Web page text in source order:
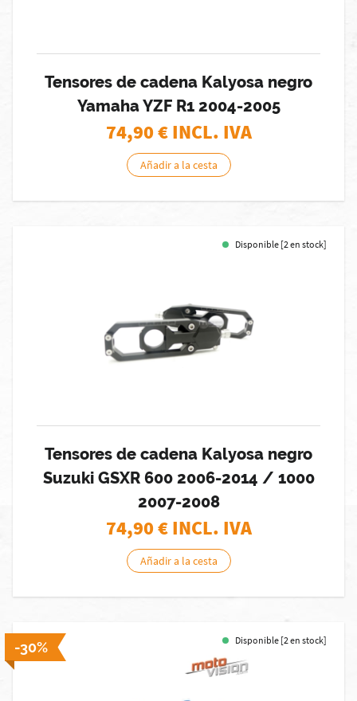
Tensores de cadena Kalyosa negro
Yamaha YZF R1 2004-2005
74,90€ INCL. IVA
Añadir a la cesta
Disponible [2 en stock]
Tensores de cadena Kalyosa negro
Suzuki GSXR 600 2006-2014 / 1000
2007-2008
74,90€ INCL. IVA
Añadir a la cesta
-30% Disponible [2 en stock]